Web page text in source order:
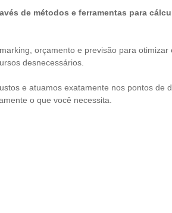
de métodos e ferramentas para
orçamento e previsão para otimizar
desnecessários.
e atuamos exatamente nos pontos de
o que você necessita.